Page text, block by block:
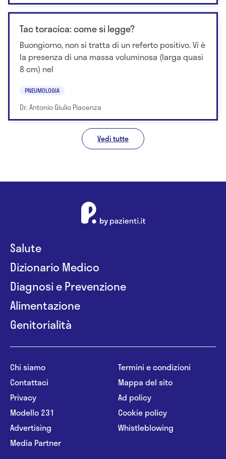
Tac toracica: come si legge?
Buongiorno, non si tratta di un referto positivo. Vi è
la presenza di una massa voluminosa (larga quasi
8 cm) nel
PNEUMOLOGIA
Dr. Antonio Giulio Piacenza
Vedi tutte
Salute
Dizionario Medico
Diagnosi e Prevenzione
Alimentazione
Genitorialità
Chi siamo
Contattaci
Privacy
Modello 231
Advertising
Media Partner
Termini e condizioni
Mappa del sito
Ad policy
Cookie policy
Whistleblowing